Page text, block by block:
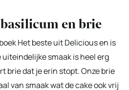
en brie
Het beste uit Delicious en is
smaak is heel erg
brie dat je erin stopt. Onze brie
van smaak wat de cake ook vrij